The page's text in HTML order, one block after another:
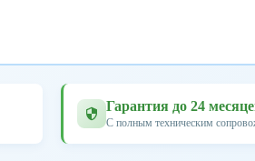
Гарантия до 24
С полным техническим